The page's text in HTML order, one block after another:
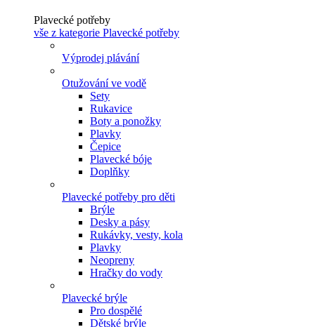
Plavecké potřeby
vše z kategorie Plavecké potřeby
Výprodej plávání
Otužování ve vodě
Sety
Rukavice
Boty a ponožky
Plavky
Čepice
Plavecké bóje
Doplňky
Plavecké potřeby pro děti
Brýle
Desky a pásy
Rukávky, vesty, kola
Plavky
Neopreny
Hračky do vody
Plavecké brýle
Pro dospělé
Dětské brýle